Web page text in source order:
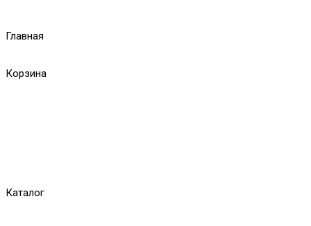
Главная
Корзина
Каталог